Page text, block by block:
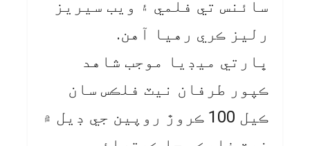
سائنس تي فلمي ۽ ويب سيريز
رليز ڪري رهيا آهن.
ڀارتي ميڊيا موجب شاهد
ڪپور طرفان نيٽ فلڪس سان
ڪيل 100 ڪروڙ روپين جي ڊيل ۾